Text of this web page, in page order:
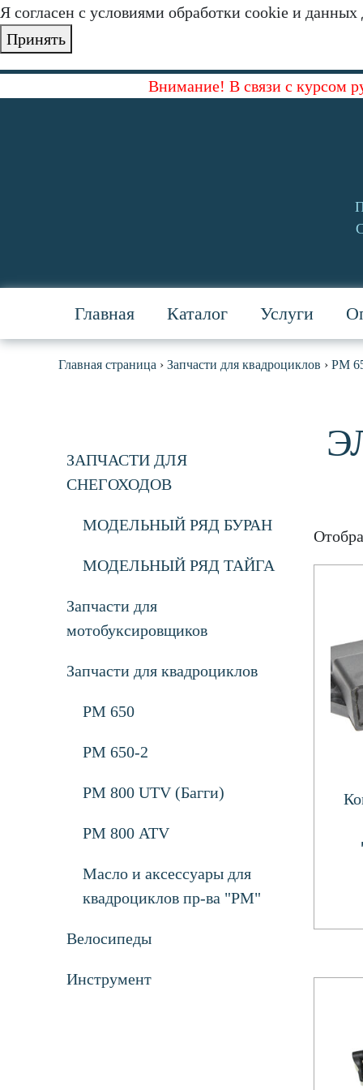
Я согласен с условиями обработки cookie и
Принять
Внимание! В связи с курсом
Главная Каталог Услуги
Главная страница › Запчасти для квадроциклов › РМ
ЗАПЧАСТИ ДЛЯ
СНЕГОХОДОВ
МОДЕЛЬНЫЙ РЯД БУРАН
МОДЕЛЬНЫЙ РЯД ТАЙГА
Запчасти для
мотобуксировщиков
Запчасти для квадроциклов
РМ 650
РМ 650-2
РМ 800 UTV (Багги)
РМ 800 ATV
Масло и аксессуары для
квадроциклов пр-ва "РМ"
Велосипеды
Инструмент